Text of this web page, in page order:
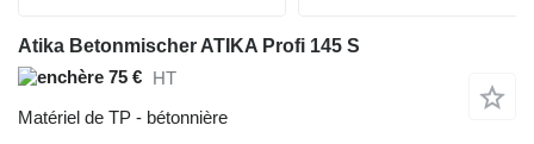
Atika Betonmischer ATIKA Profi 145 S
75 € HT
Matériel de TP - bétonnière